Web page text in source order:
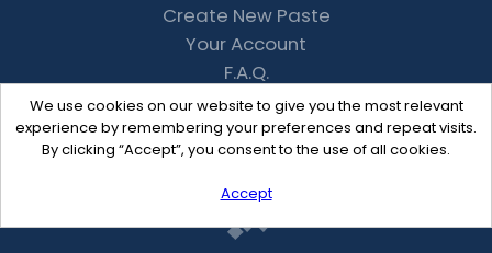
We use cookies on our website to give you the most relevant
experience by remembering your preferences and repeat visits.
By clicking “Accept”, you consent to the use of all cookies.
Accept
Create New Paste
Your Account
F.A.Q.
Recent
Contact